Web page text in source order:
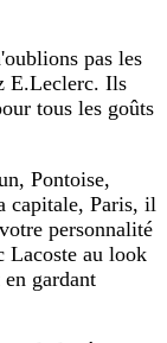
pas les
E.Leclerc. Ils
tous les goûts
Pontoise,
capitale, Paris, il
personnalité
Lacoste au look
gardant